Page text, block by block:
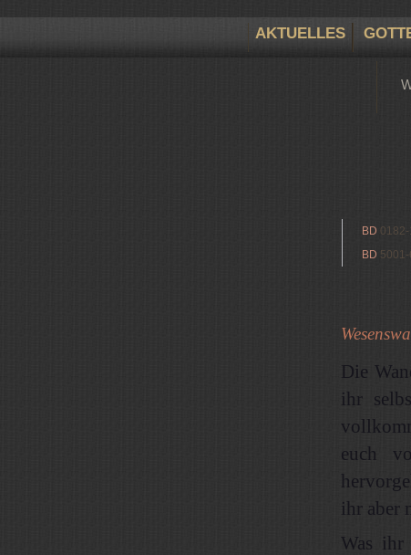
AKTUELLES
BD
BD
Die
ihr
euch
ihr aber
Was ihr